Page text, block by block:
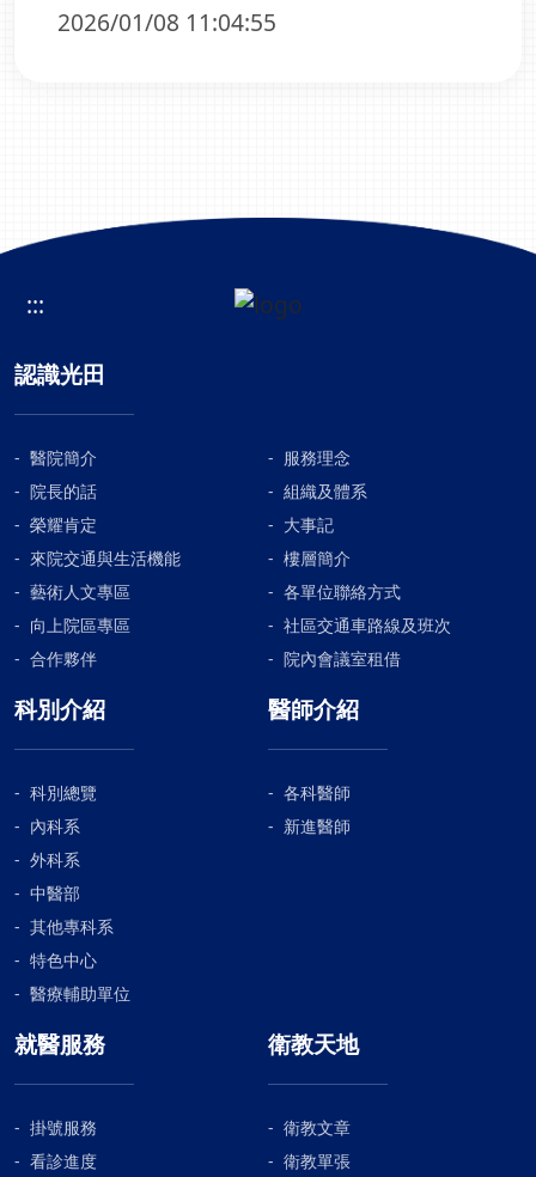
2026/01/08 11:04:55
:::
認識光田
醫院簡介
服務理念
院長的話
組織及體系
榮耀肯定
大事記
來院交通與生活機能
樓層簡介
藝術人文專區
各單位聯絡方式
向上院區專區
社區交通車路線及班次
合作夥伴
院內會議室租借
科別介紹
科別總覽
內科系
外科系
中醫部
其他專科系
特色中心
醫療輔助單位
醫師介紹
各科醫師
新進醫師
就醫服務
掛號服務
看診進度
衛教天地
衛教文章
衛教單張